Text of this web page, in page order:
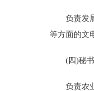
负责发展
等方面的文
(四)秘书
负责农业